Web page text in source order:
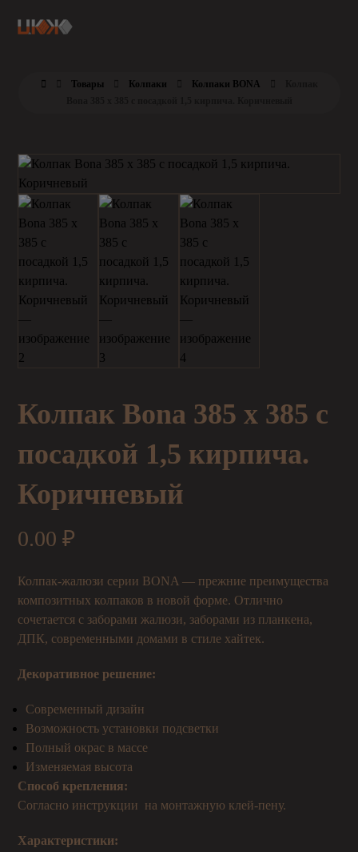
Товары Колпаки Колпаки BONA
Колпак Bona 385 х 385 с
посадкой 1,5 кирпича.
Коричневый
0.00₽
Колпак-жалюзи серии BONA — прежние преимущества
композитных колпаков в новой форме. Отлично
сочетается с заборами жалюзи, заборами из планкена,
ДПК, современными домами в стиле хайтек.
Декоративное решение:
Современный дизайн
Возможность установки подсветки
Полный окрас в массе
Изменяемая высота
Способ крепления:
Согласно инструкции на монтажную клей-пену.
Характеристики: